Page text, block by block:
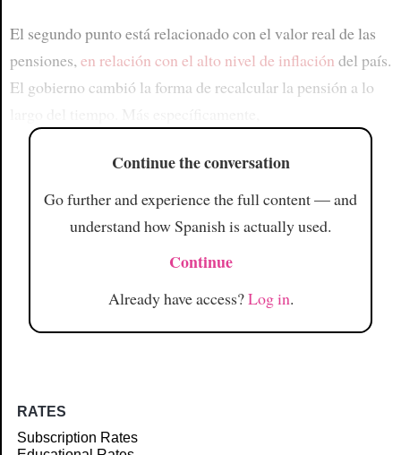
El segundo punto está relacionado con el valor real de las
pensiones,en relación con el alto nivel de inflación del país.
El gobierno cambió la forma de recalcular la pensión a lo
Continue the conversation
Go further and experience the full content — and
understand how Spanish is actually used.
Continue
Already have access?Log in.
RATES
Subscription Rates